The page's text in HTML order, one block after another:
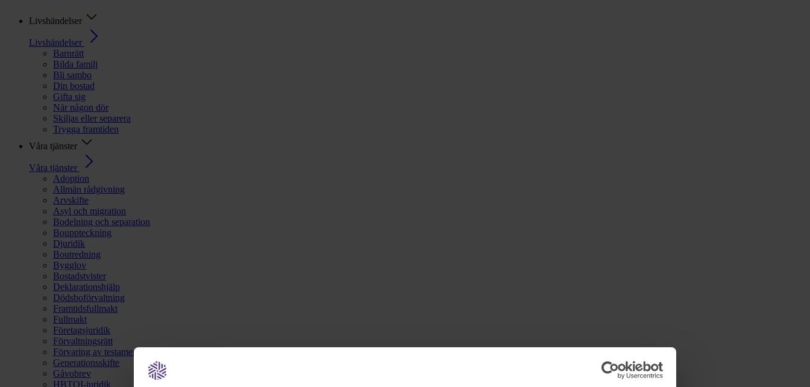
Livshändelser
Livshändelser
Barnrätt
Bilda familj
Bli sambo
Din bostad
Gifta sig
När någon dör
Skiljas eller separera
Trygga framtiden
Våra tjänster
Våra tjänster
Adoption
Allmän rådgivning
Arvskifte
Asyl och migration
Bodelning och separation
Bouppteckning
Djuridik
Boutredning
Bygglov
Bostadstvister
Deklarationshjälp
Dödsboförvaltning
Framtidsfullmakt
Fullmakt
Företagsjuridik
Förvaltningsrätt
Förvaring av testamente
Generationsskifte
Gåvobrev
HBTQI-juridik